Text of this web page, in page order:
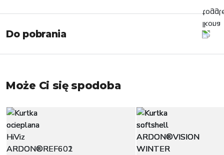
Do pobrania
Może Ci się spodoba